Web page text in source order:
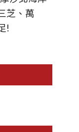
芝、萬
!